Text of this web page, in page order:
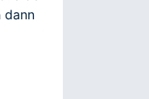
dann